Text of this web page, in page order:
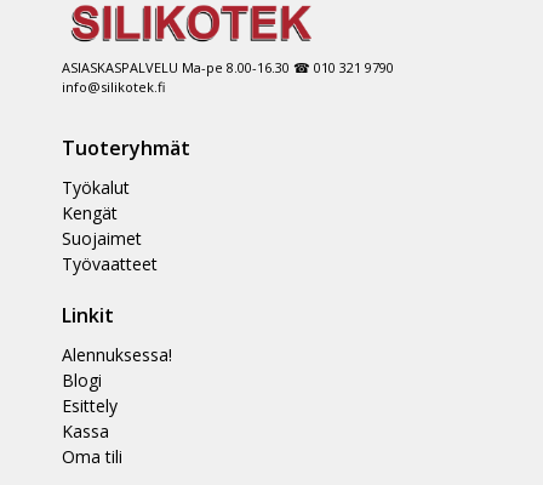
ASIASKASPALVELU Ma-pe 8.00-16.30 ☎ 010 321 9790
info@silikotek.fi
Tuoteryhmät
Työkalut
Kengät
Suojaimet
Työvaatteet
Linkit
Alennuksessa!
Blogi
Esittely
Kassa
Oma tili